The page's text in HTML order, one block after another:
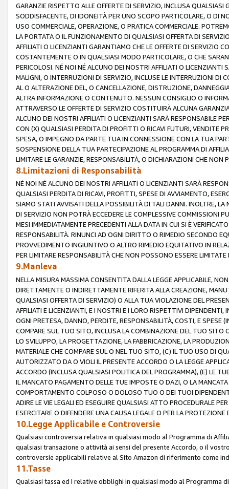
GARANZIE RISPETTO ALLE OFFERTE DI SERVIZIO, INCLUSA
SODDISFACENTE, DI IDONEITÀ PER UNO SCOPO PARTICOLARE, O DI
USO COMMERCIALE, OPERAZIONE, O PRATICA COMMERCIALE.
LA PORTATA O IL FUNZIONAMENTO DI QUALSIASI OFFERTA DI
AFFILIATI O LICENZIANTI GARANTIAMO CHE LE OFFERTE DI SERVIZIO
COSTANTEMENTE O IN QUALSIASI MODO PARTICOLARE, O CHE
PERICOLOSI. NÉ NOI NÉ ALCUNO DEI NOSTRI AFFILIATI O LICENZIANTI
MALIGNI, O INTERRUZIONI DI SERVIZIO, INCLUSE LE INTERRUZIONI DI
AL O ALTERAZIONE DEL, O CANCELLAZIONE, DISTRUZIONE,
ALTRA INFORMAZIONE O CONTENUTO. NESSUN CONSIGLIO O
ATTRAVERSO LE OFFERTE DI SERVIZIO COSTITUIRÀ ALCUNA
ALCUNO DEI NOSTRI AFFILIATI O LICENZIANTI SARÀ RESPONSABILE
CON (X) QUALSIASI PERDITA DI PROFITTI O RICAVI FUTURI, VENDITE
SPESA, O IMPEGNO DA PARTE TUA IN CONNESSIONE CON LA TUA
SOSPENSIONE DELLA TUA PARTECIPAZIONE AL PROGRAMMA DI
LIMITARE LE GARANZIE, RESPONSABILITÀ, O DICHIARAZIONI CHE NON
8.Limitazioni di Responsabilità
NÉ NOI NÉ ALCUNO DEI NOSTRI AFFILIATI O LICENZIANTI SARÀ
QUALSIASI PERDITA DI RICAVI, PROFITTI, SPESE DI AVVIAMENTO,
SIAMO STATI AVVISATI DELLA POSSIBILITÀ DI TALI DANNI. INOLTRE,
DI SERVIZIO NON POTRÀ ECCEDERE LE COMPLESSIVE COMMISSIONI
MESI IMMEDIATAMENTE PRECEDENTI ALLA DATA IN CUI SI È
RESPONSABILITÀ. RINUNCI AD OGNI DIRITTO O RIMEDIO SECONDO
PROVVEDIMENTO INGIUNTIVO O ALTRO RIMEDIO EQUITATIVO IN
PER LIMITARE RESPONSABILITÀ CHE NON POSSONO ESSERE LIMITATE
9.Manleva
NELLA MISURA MASSIMA CONSENTITA DALLA LEGGE APPLICABILE,
DIRETTAMENTE O INDIRETTAMENTE RIFERITA ALLA CREAZIONE,
QUALSIASI OFFERTA DI SERVIZIO) O ALLA TUA VIOLAZIONE DEL
AFFILIATI E LICENZIANTI, E I NOSTRI E I LORO RISPETTIVI
OGNI PRETESA, DANNO, PERDITE, RESPONSABILITÀ, COSTI, E SPESE
COMPARE SUL TUO SITO, INCLUSA LA COMBINAZIONE DEL TUO SITO
LO SVILUPPO, LA PROGETTAZIONE, LA FABBRICAZIONE, LA
MATERIALE CHE COMPARE SUL O NEL TUO SITO, (C) IL TUO USO DI
AUTORIZZATO DA O VIOLI IL PRESENTE ACCORDO O LA LEGGE
ACCORDO (INCLUSA QUALSIASI POLITICA DEL PROGRAMMA), (E) LE
IL MANCATO PAGAMENTO DELLE TUE IMPOSTE O DAZI, O LA
COMPORTAMENTO COLPOSO O DOLOSO TUO O DEI TUOI
ADIRE LE VIE LEGALI ED ESEGUIRE QUALSIASI ATTO PROCEDURALE
ESERCITARE O DIFENDERE UNA CAUSA LEGALE O PER LA
10.Legge Applicabile e Controversie
Qualsiasi controversia relativa in qualsiasi modo al Programma di
qualsiasi transazione o attività ai sensi del presente Accordo, o il
controversie applicabili relative al Sito Amazon di riferimento come
11.Tasse
Qualsiasi tassa ed I relative obblighi in qualsiasi modo al